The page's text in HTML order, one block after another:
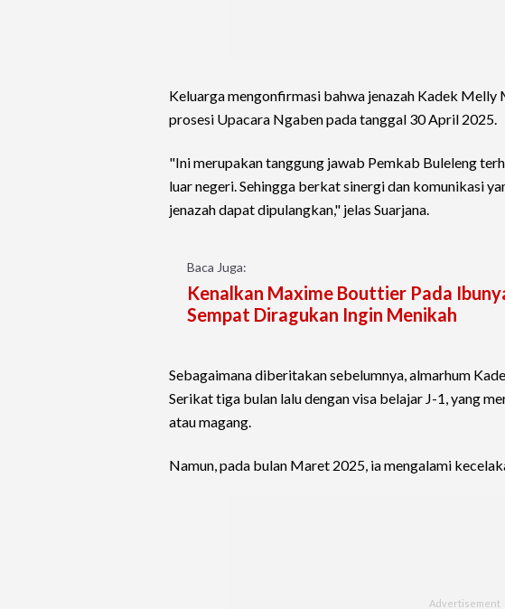
Keluarga mengonfirmasi bahwa jenazah Kadek
prosesi Upacara Ngaben pada tanggal 30 April 2025.
"Ini merupakan tanggung jawab Pemkab Buleleng
luar negeri. Sehingga berkat sinergi dan komunikasi
jenazah dapat dipulangkan," jelas Suarjana.
Baca Juga:
Kenalkan Maxime Bouttier Pada
Sempat Diragukan Ingin Menikah
Sebagaimana diberitakan sebelumnya, almarhum
Serikat tiga bulan lalu dengan visa belajar J-1, yang
atau magang.
Namun, pada bulan Maret 2025, ia mengalami